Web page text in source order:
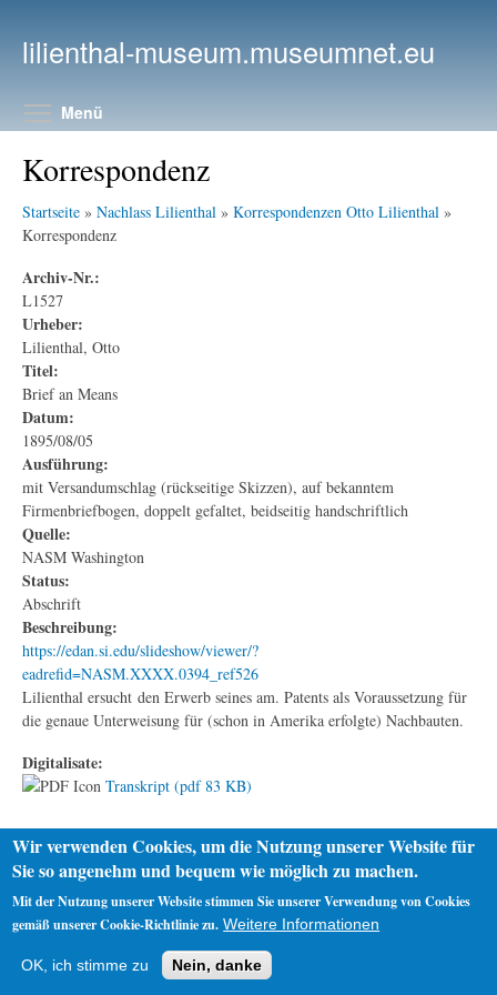
lilienthal-museum.museumnet.eu
Menü
Korrespondenz
Startseite » Nachlass Lilienthal » Korrespondenzen Otto Lilienthal »
Korrespondenz
Archiv-Nr.:
L1527
Urheber:
Lilienthal, Otto
Titel:
Brief an Means
Datum:
1895/08/05
Ausführung:
mit Versandumschlag (rückseitige Skizzen), auf bekanntem
Firmenbriefbogen, doppelt gefaltet, beidseitig handschriftlich
Quelle:
NASM Washington
Status:
Abschrift
Beschreibung:
https://edan.si.edu/slideshow/viewer/?
eadrefid=NASM.XXXX.0394_ref526
Lilienthal ersucht den Erwerb seines am. Patents als Voraussetzung für
die genaue Unterweisung für (schon in Amerika erfolgte) Nachbauten.
Digitalisate:
Transkript (pdf 83 KB)
Impressum
Wir verwenden Cookies, um die Nutzung unserer Website für
Sie so angenehm und bequem wie möglich zu machen.
Mit der Nutzung unserer Website stimmen Sie unserer Verwendung von Cookies
gemäß unserer Cookie-Richtlinie zu. Weitere Informationen
OK, ich stimme zu Nein, danke